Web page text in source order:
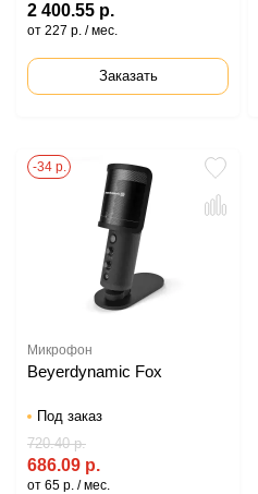
2 400.55 р.
от 227 р. / мес.
Заказать
-34 р.
Микрофон
Beyerdynamic Fox
Под заказ
686.09 р.
720.40 р.
от 65 р. / мес.